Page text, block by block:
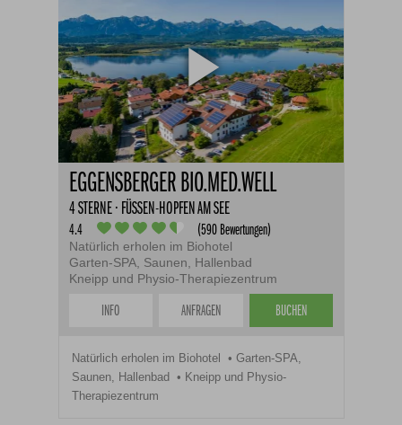
EGGENSBERGER BIO.MED.WELL
4 STERNE · FÜSSEN-HOPFEN AM SEE
4.4 (590 Bewertungen)
Natürlich erholen im Biohotel
Garten-SPA, Saunen, Hallenbad
Kneipp und Physio-Therapiezentrum
INFO ANFRAGEN BUCHEN
Natürlich erholen im Biohotel
Garten-SPA,
Saunen, Hallenbad
Kneipp und Physio-
Therapiezentrum